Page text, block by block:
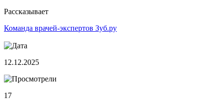
Рассказывает
Команда врачей-экспертов Зуб.ру
12.12.2025
17